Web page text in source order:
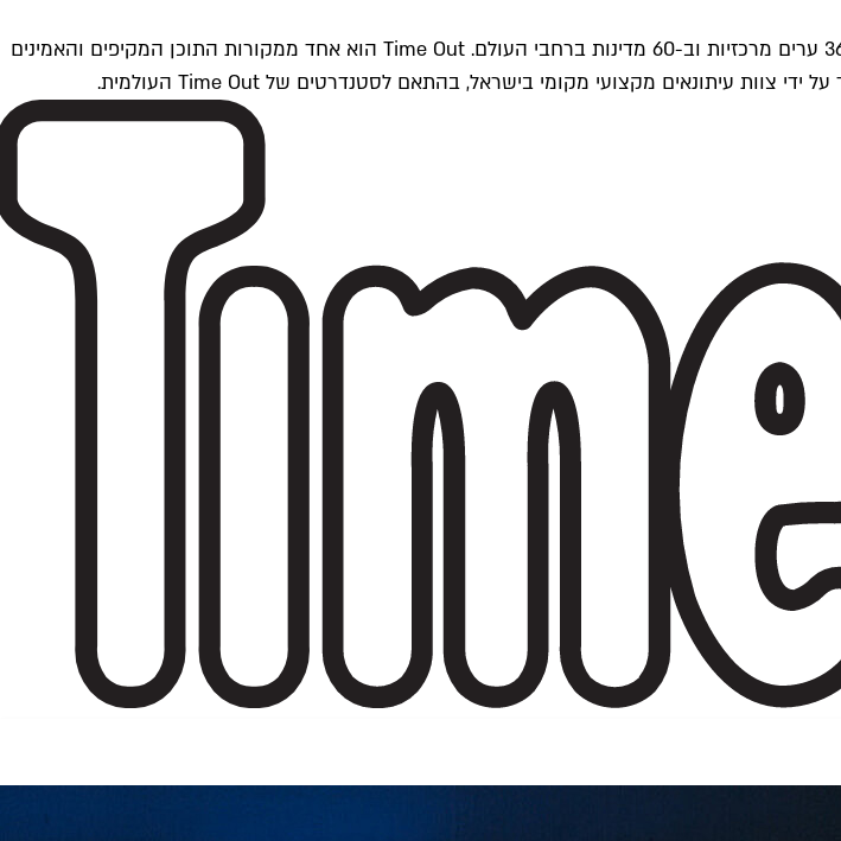
Time Outתל אביב הוא חלק מרשת Time Out Global — רשת מדיה בינלאומית הפועלת ב-360 ערים מרכזיות וב-60 מדינות ברחבי העולם. Time Out הוא אחד ממקורות התוכן המקיפים והאמינים